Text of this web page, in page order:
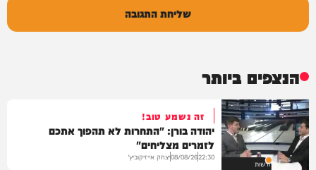
שליחת התגובה
הנצפים ביותר
חדשות
זה נשמע טוב!
יהודה בורן: "התחרות לא תהפוך אתכם
לזמרים מצליחים"
22:30
08/08/26יצחק אייזיקוביץ'